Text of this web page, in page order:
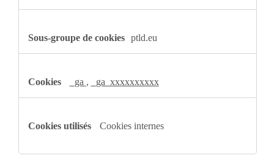
ptld.eu
_ga , _ga_xxxxxxxxxx
Cookies internes